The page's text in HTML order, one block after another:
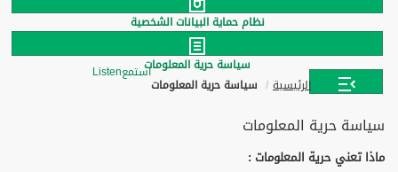
نظام حماية البيانات الشخصية
سياسة حرية المعلومات
الرئيسية
سياسة حرية المعلومات
استمعListen
سياسة حرية المعلومات
ماذا تعني حرية المعلومات :